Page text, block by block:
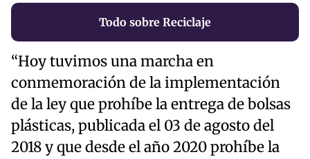
Todo sobre Reciclaje
“Hoy tuvimos una marcha en
conmemoración de la implementación
de la ley que prohíbe la entrega de bolsas
plásticas, publicada el 03 de agosto del
2018 y que desde el año 2020 prohíbe la